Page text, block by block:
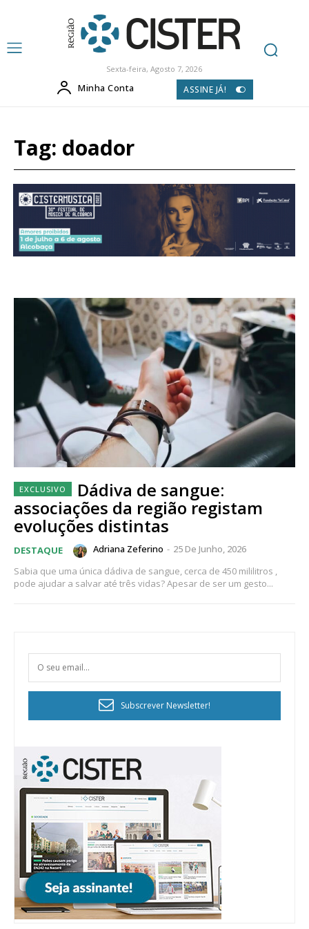
Sexta-feira, Agosto 7, 2026
Minha Conta ASSINE JÁ!
Tag: doador
Dádiva de sangue:
associações da região registam
evoluções distintas
DESTAQUE Adriana Zeferino - 25 De Junho, 2026
Sabia que uma única dádiva de sangue, cerca de 450 mililitros ,
pode ajudar a salvar até três vidas? Apesar de ser um gesto...
Subscrever Newsletter!